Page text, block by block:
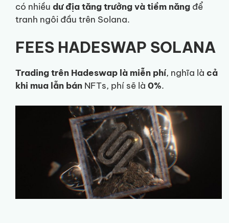
có nhiều dư địa tăng trưởng và tiềm năng để
tranh ngôi đầu trên Solana.
FEES HADESWAP SOLANA
Trading trên Hadeswap là miễn phí, nghĩa là cả
khi mua lẫn bán NFTs, phí sẽ là 0%.